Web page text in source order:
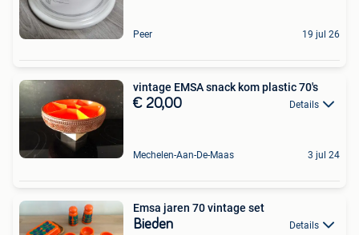
Peer 19 jul 26
vintage EMSA snack kom plastic 70's
€ 20,00 Details
Mechelen-Aan-De-Maas 3 jul 24
Emsa jaren 70 vintage set
Bieden Details